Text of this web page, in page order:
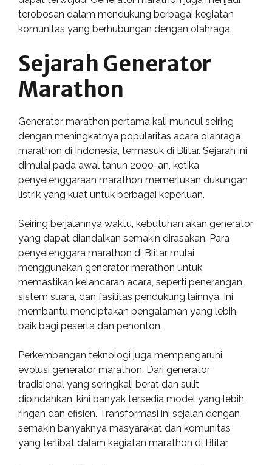
terobosan dalam mendukung berbagai kegiatan
komunitas yang berhubungan dengan olahraga.
Sejarah Generator
Marathon
Generator marathon pertama kali muncul seiring
dengan meningkatnya popularitas acara olahraga
marathon di Indonesia, termasuk di Blitar. Sejarah ini
dimulai pada awal tahun 2000-an, ketika
penyelenggaraan marathon memerlukan dukungan
listrik yang kuat untuk berbagai keperluan.
Seiring berjalannya waktu, kebutuhan akan generator
yang dapat diandalkan semakin dirasakan. Para
penyelenggara marathon di Blitar mulai
menggunakan generator marathon untuk
memastikan kelancaran acara, seperti penerangan,
sistem suara, dan fasilitas pendukung lainnya. Ini
membantu menciptakan pengalaman yang lebih
baik bagi peserta dan penonton.
Perkembangan teknologi juga mempengaruhi
evolusi generator marathon. Dari generator
tradisional yang seringkali berat dan sulit
dipindahkan, kini banyak tersedia model yang lebih
ringan dan efisien. Transformasi ini sejalan dengan
semakin banyaknya masyarakat dan komunitas
yang terlibat dalam kegiatan marathon di Blitar.